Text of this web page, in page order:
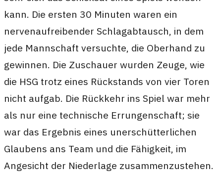
kann. Die ersten 30 Minuten waren ein
nervenaufreibender Schlagabtausch, in dem
jede Mannschaft versuchte, die Oberhand zu
gewinnen. Die Zuschauer wurden Zeuge, wie
die HSG trotz eines Rückstands von vier Toren
nicht aufgab. Die Rückkehr ins Spiel war mehr
als nur eine technische Errungenschaft; sie
war das Ergebnis eines unerschütterlichen
Glaubens ans Team und die Fähigkeit, im
Angesicht der Niederlage zusammenzustehen.